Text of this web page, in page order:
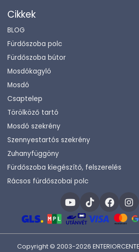
Cikkek
BLOG
Fürdőszoba polc
Fürdőszoba bútor
Mosdókagyló
Mosdó
Csaptelep
Törölköző tartó
Mosdó szekrény
Szennyestartós szekrény
Zuhanyfüggöny
Fürdőszoba kiegészítő, felszerelés
Rácsos fürdőszobai polc
Copyright © 2003-2026